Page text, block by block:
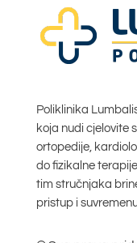
Poliklinika
koja nudi cjelovite
ortopedije,
do fizikalne
tim stručnjaka
pristup i